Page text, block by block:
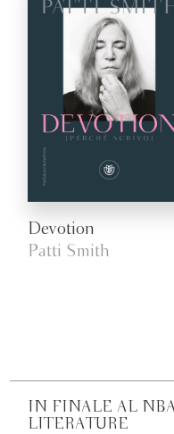
Devotion
Patti Smith
IN FINALE AL
LITERATURE